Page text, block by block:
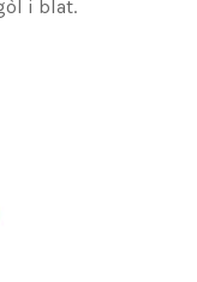
i blat.